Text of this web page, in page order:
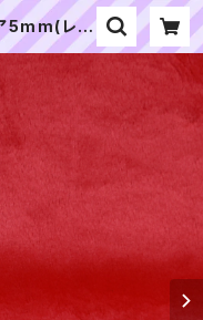
5mm(レッ
× 45c
ん｜「ぬ
販専門店